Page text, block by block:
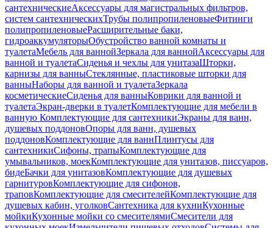
сантехническиеАксессуары для магистральных фильтров,
систем сантехническихТрубы полипропиленовыеФитинги
полипропиленовыеРасширительные баки,
гидроаккумуляторыОбустройство ванной комнаты и
туалетаМебель для ваннойЗеркала для ваннойАксессуары для
ванной и туалетаСиденья и чехлы для унитазаШторки,
карнизы для ванныСтеклянные, пластиковые шторки для
ванныНаборы для ванной и туалетаЗеркала
косметическиеСиденья для ванныКоврики для ванной и
туалетаЭкран-дверки в туалетКомплектующие для мебели в
ванную Комплектующие для сантехникиЭкраны для ванн,
душевых поддоновОпоры для ванн, душевых
поддоновКомплектующие для ваннПлинтусы для
сантехникиСифоны, трапыКомплектующие для
умывальников, моекКомплектующие для унитазов, писсуаров,
бидеБачки для унитазовКомплектующие для душевых
гарнитуровКомплектующие для сифонов,
траповКомплектующие для смесителейКомплектующие для
душевых кабин, уголковСантехника для кухниКухонные
мойкиКухонные мойки со смесителямиСмесители для